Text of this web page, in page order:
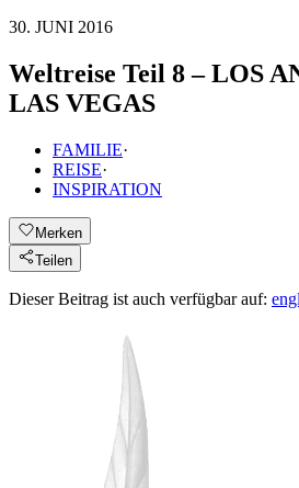
30. JUNI 2016
Weltreise Teil 8 – LOS
LAS VEGAS
FAMILIE·
REISE·
INSPIRATION
Merken
Teilen
Dieser Beitrag ist auch verfügbar auf: